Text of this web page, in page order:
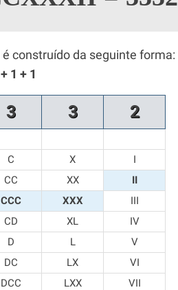
é construído da seguinte forma:
1 + 1
3 3 2
C X
I
CC XX
II
CCC XXX
III
CD XL
IV
D L
V
DC LX
VI
DCC LXX
VII